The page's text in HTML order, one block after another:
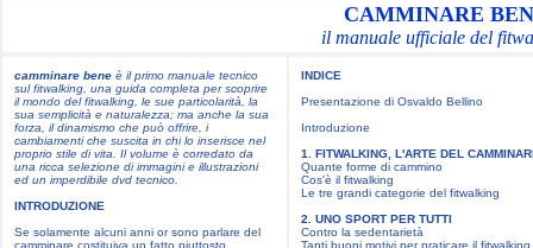
CAMMINARE
il manuale ufficiale del
camminare bene è il primo manuale tecnico
sul fitwalking, una guida completa per scoprire
il mondo del fitwalking, le sue particolarità, la
sua semplicità e naturalezza; ma anche la sua
forza, il dinamismo che può offrire, i
cambiamenti che suscita in chi lo inserisce nel
proprio stile di vita. Il volume è corredato da
una ricca selezione di immagini e illustrazioni
ed un imperdibile dvd tecnico.
INTRODUZIONE
Se solamente alcuni anni or sono parlare del
camminare costituiva un fatto piuttosto
INDICE
Presentazione di Osvaldo Bellino
Introduzione
1. FITWALKING, L'ARTE DEL
Quante forme di cammino
Cos'è il fitwalking
Le tre grandi categorie del fitwalking
2. UNO SPORT PER TUTTI
Contro la sedentarietà
Tanti buoni motivi per praticare il fitwalking